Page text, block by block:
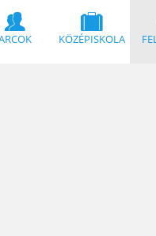
KÖZÉPISKOLA